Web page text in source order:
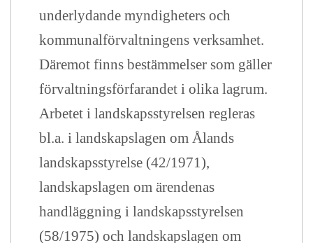
underlydande myndigheters och
kommunalförvaltningens verksamhet.
Däremot finns bestämmelser som gäller
förvaltningsförfarandet i olika lagrum.
Arbetet i landskapsstyrelsen regleras
bl.a. i landskapslagen om Ålands
landskapsstyrelse (42/1971),
landskapslagen om ärendenas
handläggning i landskapsstyrelsen
(58/1975) och landskapslagen om